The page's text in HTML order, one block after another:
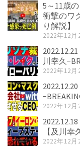
5～11歳
衝撃のワ
り解説】
2022年12月
川幸久
2022年12月
2022年12月
【及川幸
2022年12月